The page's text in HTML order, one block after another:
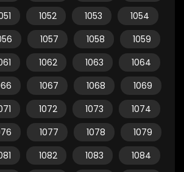
1052 1053
1054
1057 1058
1059
1062 1063
1064
1067 1068
1069
1072 1073
1074
1077 1078
1079
1082 1083
1084